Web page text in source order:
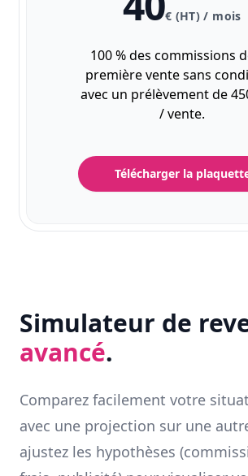
€ (HT) / mois
100 % des commissions
première vente sans
avec un prélèvement de
/ vente.
Télécharger la
Simulateur de
avancé.
Comparez facilement votre
avec une projection sur une
ajustez les hypothèses